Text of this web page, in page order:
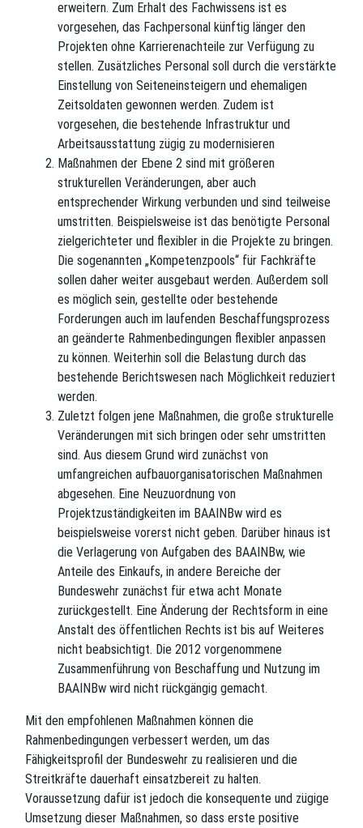
erweitern. Zum Erhalt des Fachwissens ist es
vorgesehen, das Fachpersonal künftig länger den
Projekten ohne Karrierenachteile zur Verfügung zu
stellen. Zusätzliches Personal soll durch die verstärkte
Einstellung von Seiteneinsteigern und ehemaligen
Zeitsoldaten gewonnen werden. Zudem ist
vorgesehen, die bestehende Infrastruktur und
Arbeitsausstattung zügig zu modernisieren
Maßnahmen der Ebene 2 sind mit größeren
strukturellen Veränderungen, aber auch
entsprechender Wirkung verbunden und sind teilweise
umstritten. Beispielsweise ist das benötigte Personal
zielgerichteter und flexibler in die Projekte zu bringen.
Die sogenannten „Kompetenzpools“ für Fachkräfte
sollen daher weiter ausgebaut werden. Außerdem soll
es möglich sein, gestellte oder bestehende
Forderungen auch im laufenden Beschaffungsprozess
an geänderte Rahmenbedingungen flexibler anpassen
zu können. Weiterhin soll die Belastung durch das
bestehende Berichtswesen nach Möglichkeit reduziert
werden.
Zuletzt folgen jene Maßnahmen, die große strukturelle
Veränderungen mit sich bringen oder sehr umstritten
sind. Aus diesem Grund wird zunächst von
umfangreichen aufbauorganisatorischen Maßnahmen
abgesehen. Eine Neuzuordnung von
Projektzuständigkeiten im BAAINBw wird es
beispielsweise vorerst nicht geben. Darüber hinaus ist
die Verlagerung von Aufgaben des BAAINBw, wie
Anteile des Einkaufs, in andere Bereiche der
Bundeswehr zunächst für etwa acht Monate
zurückgestellt. Eine Änderung der Rechtsform in eine
Anstalt des öffentlichen Rechts ist bis auf Weiteres
nicht beabsichtigt. Die 2012 vorgenommene
Zusammenführung von Beschaffung und Nutzung im
BAAINBw wird nicht rückgängig gemacht.
Mit den empfohlenen Maßnahmen können die
Rahmenbedingungen verbessert werden, um das
Fähigkeitsprofil der Bundeswehr zu realisieren und die
Streitkräfte dauerhaft einsatzbereit zu halten.
Voraussetzung dafür ist jedoch die konsequente und zügige
Umsetzung dieser Maßnahmen, so dass erste positive